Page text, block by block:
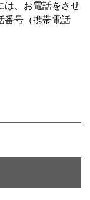
は、お電話をさせ
番号（携帯電話